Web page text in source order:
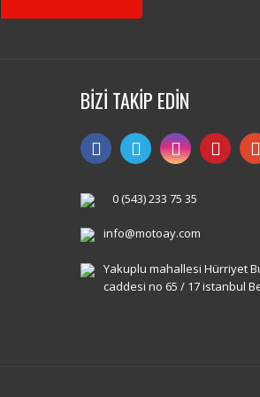
BİZİ TAKİP EDİN
0 (543) 233 75 35
info@motoay.com
Yakuplu mahallesi Hürriyet
caddesi no 65 / 17 istanbul